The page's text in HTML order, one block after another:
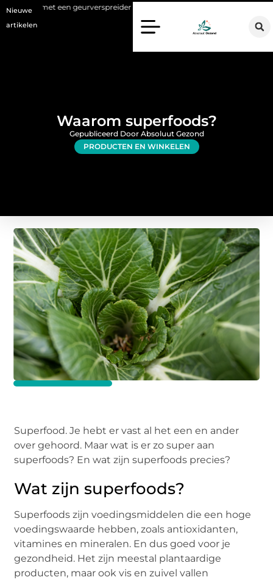
Nieuwe
artikelen
geurverspreider Haaruitval aanpakken: wat een haartransplantatie
Waarom superfoods?
PRODUCTEN EN WINKELEN
Gepubliceerd Door Absoluut Gezond
Superfood. Je hebt er vast al het een en ander
over gehoord. Maar wat is er zo super aan
superfoods? En wat zijn superfoods precies?
Wat zijn superfoods?
Superfoods zijn voedingsmiddelen die een hoge
voedingswaarde hebben, zoals antioxidanten,
vitamines en mineralen. En dus goed voor je
gezondheid. Het zijn meestal plantaardige
producten, maar ook vis en zuivel vallen